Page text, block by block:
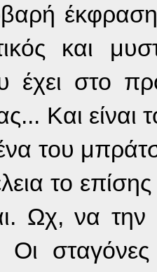
και
έχει στο
Και
του
το
Ωχ, να